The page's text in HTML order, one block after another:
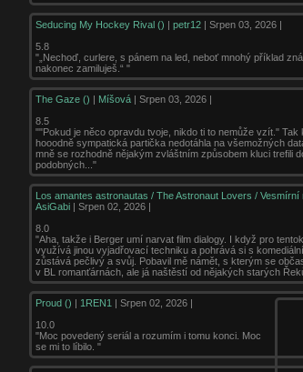
Seducing My Hockey Rival () |petr12 | Srpen 03, 2026 |
5.8
"„Nechoď, curlere, s pánem na led, neboť mnohý příklad
nakonec zamiluješ.“ "
The Gaze () | Míšová | Srpen 03, 2026 |
8.5
""Pokud je něco opravdu tvoje, nikdo ti to nemůže vzít."
hooodně sympatická partička nedotáhla na všemožných
mně se rozhodně nějakým zvláštním způsobem kluci trefili
podobných..."
Los amantes astronautas / The Astronaut Lovers / Vesmírní
AsiGabi | Srpen 02, 2026 |
8.0
"Aha, takže i Berger umí narvat film dialogy. I když pro
využívá jinou vyjadřovací techniku a pohrává si s
zůstává pečlivý a svůj. Pobavil mě námět, s kterým se
v BL romanťárnách, ale já naštěstí od nějakých starých
Proud () | 1REN1 | Srpen 02, 2026 |
10.0
"Moc povedený seriál a rozumím i tomu konci. Moc
se mi to líbilo. "